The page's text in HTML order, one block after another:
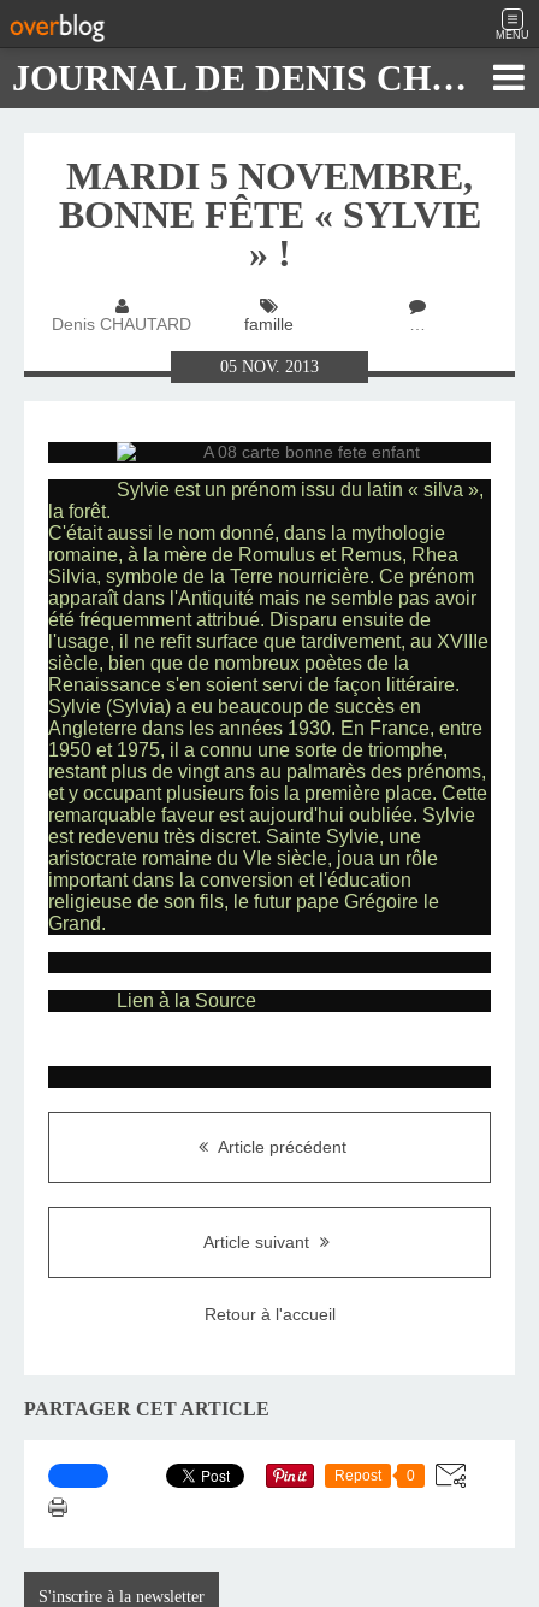
MENU
JOURNAL DE DENIS CHAUTARD
MARDI 5 NOVEMBRE,
BONNE FÊTE « SYLVIE
» !
Denis CHAUTARD famille …
05 NOV. 2013
Sylvie est un prénom issu du latin « silva »,
la forêt.
C'était aussi le nom donné, dans la mythologie
romaine, à la mère de Romulus et Remus, Rhea
Silvia, symbole de la Terre nourricière. Ce prénom
apparaît dans l'Antiquité mais ne semble pas avoir
été fréquemment attribué. Disparu ensuite de
l'usage, il ne refit surface que tardivement, au XVIIIe
siècle, bien que de nombreux poètes de la
Renaissance s'en soient servi de façon littéraire.
Sylvie (Sylvia) a eu beaucoup de succès en
Angleterre dans les années 1930. En France, entre
1950 et 1975, il a connu une sorte de triomphe,
restant plus de vingt ans au palmarès des prénoms,
et y occupant plusieurs fois la première place. Cette
remarquable faveur est aujourd'hui oubliée. Sylvie
est redevenu très discret. Sainte Sylvie, une
aristocrate romaine du VIe siècle, joua un rôle
important dans la conversion et l'éducation
religieuse de son fils, le futur pape Grégoire le
Grand.
Lien à la Source
Article précédent
Article suivant
Retour à l'accueil
PARTAGER CET ARTICLE
Repost 0
S'inscrire à la newsletter